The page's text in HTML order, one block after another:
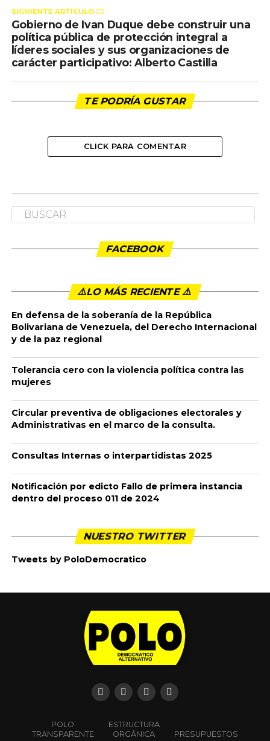
SIGUIENTE ARTÍCULO 👈🏻
Gobierno de Ivan Duque debe construir una
política pública de protección integral a
líderes sociales y sus organizaciones de
carácter participativo: Alberto Castilla
TE PODRÍA GUSTAR
CLICK PARA COMENTAR
FACEBOOK
⚠️LO MÁS RECIENTE ⚠️️
En defensa de la soberanía de la República
Bolivariana de Venezuela, del Derecho Internacional
y de la paz regional
Tolerancia cero con la violencia política contra las
mujeres
Circular preventiva de obligaciones electorales y
Administrativas en el marco de la consulta.
Consultas Internas o interpartidistas 2025
Notificación por edicto Fallo de primera instancia
dentro del proceso 011 de 2024
NUESTRO TWITTER
Tweets by PoloDemocratico
POLO
TRANSPARENTE
ESTRUCTURA
ORGÁNICA
PRESUPUESTOS